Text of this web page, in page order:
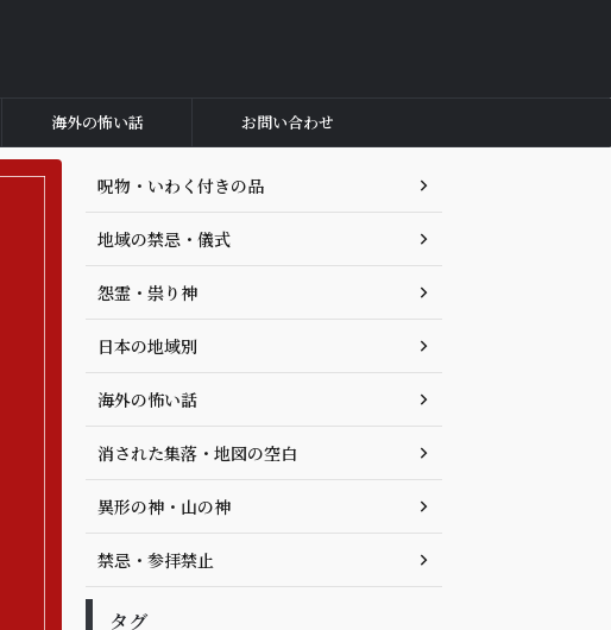
海外の怖い話 お問い合わせ
呪物・いわく付きの品
地域の禁忌・儀式
怨霊・祟り神
日本の地域別
海外の怖い話
消された集落・地図の空白
異形の神・山の神
禁忌・参拝禁止
タグ